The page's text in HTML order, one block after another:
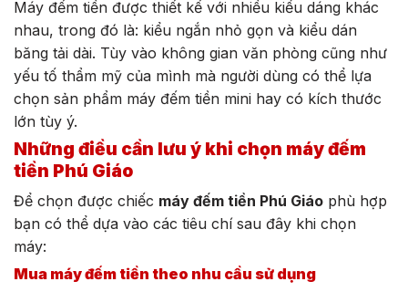
Máy đếm tiền được thiết kế với nhiều kiểu dáng khác
nhau, trong đó là: kiểu ngắn nhỏ gọn và kiểu dán
băng tải dài. Tùy vào không gian văn phòng cũng như
yếu tố thẩm mỹ của mình mà người dùng có thể lựa
chọn sản phẩm máy đếm tiền mini hay có kích thước
lớn tùy ý.
Những điều cần lưu ý khi chọn máy đếm
tiền Phú Giáo
Để chọn được chiếc máy đếm tiền Phú Giáo phù hợp
bạn có thể dựa vào các tiêu chí sau đây khi chọn
máy:
Mua máy đếm tiền theo nhu cầu sử dụng